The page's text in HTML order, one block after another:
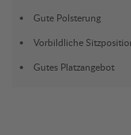
Gute Polsterung
Vorbildliche
Gutes Platzangebot